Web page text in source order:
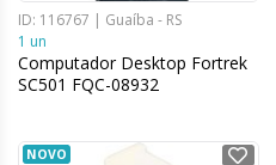
ID: 116767 | Guaíba - RS
1 un
Computador Desktop Fortrek
SC501 FQC-08932
NOVO